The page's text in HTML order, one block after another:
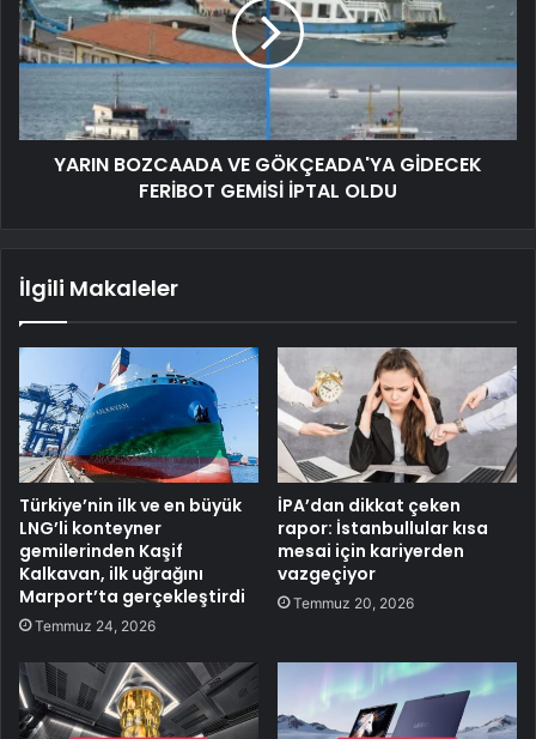
YARIN BOZCAADA VE GÖKÇEADA'YA GİDECEK
FERİBOT GEMİSİ İPTAL OLDU
İlgili Makaleler
Türkiye’nin ilk ve en büyük
LNG’li konteyner
gemilerinden Kaşif
Kalkavan, ilk uğrağını
Marport’ta gerçekleştirdi
Temmuz 24, 2026
İPA’dan dikkat çeken
rapor: İstanbullular kısa
mesai için kariyerden
vazgeçiyor
Temmuz 20, 2026